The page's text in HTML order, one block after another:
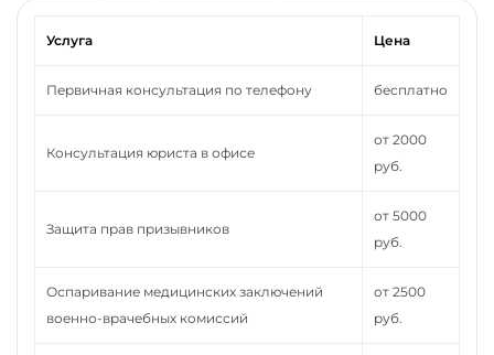
Услуга Цена
Первичная консультация по телефону бесплатно
Консультация юриста в офисе
от 2000
руб.
Защита прав призывников
от 5000
руб.
Оспаривание медицинских заключений
военно-врачебных комиссий
от 2500
руб.